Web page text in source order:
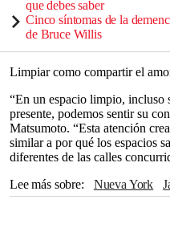
que debes saber
Cinco síntomas de la
de Bruce Willis
Limpiar como compartir el
“En un espacio limpio, incluso
presente, podemos sentir su
Matsumoto. “Esta atención
similar a por qué los espacios
diferentes de las calles
Lee más sobre
Nueva York